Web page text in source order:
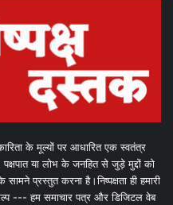
के मूल्यों पर आधारित एक स्वतंत्र
पक्षपात या लोभ के जनहित से जुड़े मुद्दों को
प्रस्तुत करना है।निष्पक्षता ही हमारी
--- हम समाचार पत्र और डिजिटल वेब